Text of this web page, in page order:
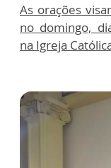
As orações
no domingo,
na Igreja